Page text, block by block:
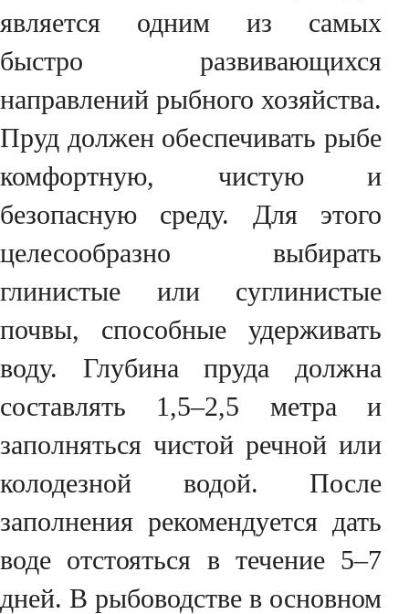
является одним из самых
быстро развивающихся
направлений рыбного хозяйства.
Пруд должен обеспечивать рыбе
комфортную, чистую и
безопасную среду. Для этого
целесообразно выбирать
глинистые или суглинистые
почвы, способные удерживать
воду. Глубина пруда должна
составлять 1,5–2,5 метра и
заполняться чистой речной или
колодезной водой. После
заполнения рекомендуется дать
воде отстояться в течение 5–7
дней. В рыбоводстве в основном